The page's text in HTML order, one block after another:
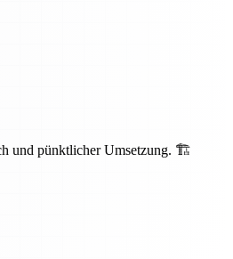
und pünktlicher Umsetzung. 🏗️